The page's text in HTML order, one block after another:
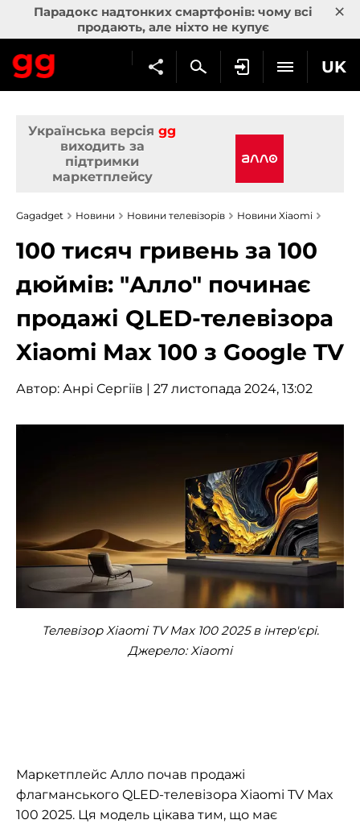
Парадокс надтонких смартфонів: чому всі
продають, але ніхто не купує
×
UK
Українська версія gg
виходить за
підтримки
маркетплейсу
Gagadget Новини Новини телевізорів Новини Xiaomi
100 тисяч гривень за 100
дюймів: "Алло" починає
продажі QLED-телевізора
Xiaomi Max 100 з Google TV
Автор: Анрі Сергіїв | 27 листопада 2024, 13:02
Телевізор Xiaomi TV Max 100 2025 в інтер'єрі.
Джерело: Xiaomi
Маркетплейс Алло почав продажі
флагманського QLED-телевізора Xiaomi TV Max
100 2025. Ця модель цікава тим, що має